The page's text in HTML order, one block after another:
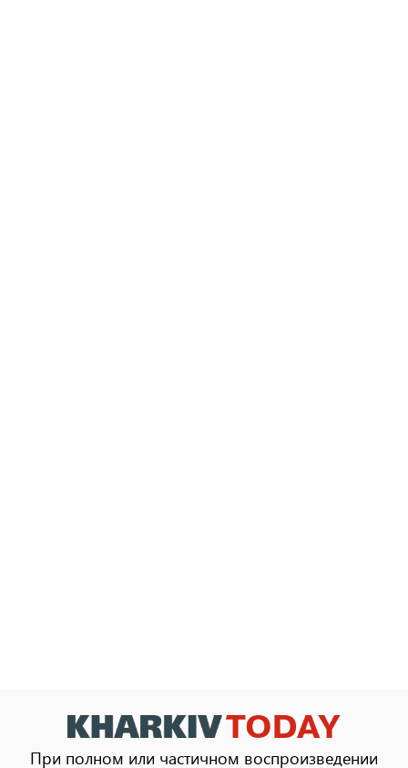
При полном или частичном воспроизведении